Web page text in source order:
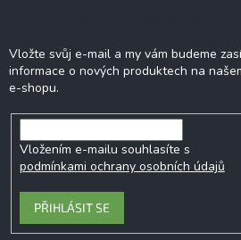
Vložte svůj e-mail a my vám budeme
informace o nových produktech na
e-shopu.
Vložením e-mailu souhlasíte s
podmínkami ochrany osobních údajů
PŘIHLÁSIT SE